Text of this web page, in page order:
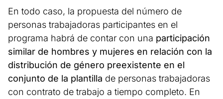
En todo caso, la propuesta del número de
personas trabajadoras participantes en el
programa habrá de contar con una participación
similar de hombres y mujeres en relación con la
distribución de género preexistente en el
conjunto de la plantilla de personas trabajadoras
con contrato de trabajo a tiempo completo. En